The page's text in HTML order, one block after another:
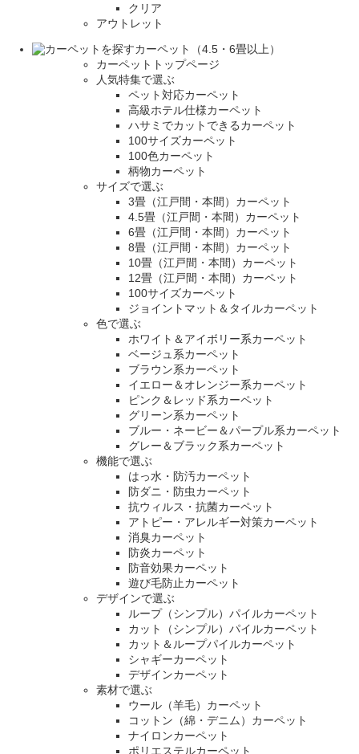
クリア
アウトレット
カーペット（4.5・6畳以上）
カーペットトップページ
人気特集で選ぶ
ペット対応カーペット
高級ホテル仕様カーペット
ハサミでカットできるカーペット
100サイズカーペット
100色カーペット
柄物カーペット
サイズで選ぶ
3畳（江戸間・本間）カーペット
4.5畳（江戸間・本間）カーペット
6畳（江戸間・本間）カーペット
8畳（江戸間・本間）カーペット
10畳（江戸間・本間）カーペット
12畳（江戸間・本間）カーペット
100サイズカーペット
ジョイントマット＆タイルカーペット
色で選ぶ
ホワイト＆アイボリー系カーペット
ベージュ系カーペット
ブラウン系カーペット
イエロー＆オレンジー系カーペット
ピンク＆レッド系カーペット
グリーン系カーペット
ブルー・ネービー＆パープル系カーペット
グレー＆ブラック系カーペット
機能で選ぶ
はっ水・防汚カーペット
防ダニ・防虫カーペット
抗ウィルス・抗菌カーペット
アトピー・アレルギー対策カーペット
消臭カーペット
防炎カーペット
防音効果カーペット
遊び毛防止カーペット
デザインで選ぶ
ループ（シンプル）パイルカーペット
カット（シンプル）パイルカーペット
カット＆ループパイルカーペット
シャギーカーペット
デザインカーペット
素材で選ぶ
ウール（羊毛）カーペット
コットン（綿・デニム）カーペット
ナイロンカーペット
ポリエステルカーペット